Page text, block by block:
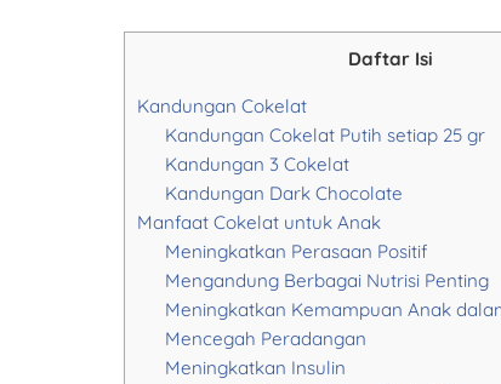
Daftar Isi
Kandungan Cokelat
Kandungan Cokelat Putih setiap 25 gr
Kandungan 3 Cokelat
Kandungan Dark Chocolate
Manfaat Cokelat untuk Anak
Meningkatkan Perasaan Positif
Mengandung Berbagai Nutrisi Penting
Meningkatkan Kemampuan Anak
Mencegah Peradangan
Meningkatkan Insulin